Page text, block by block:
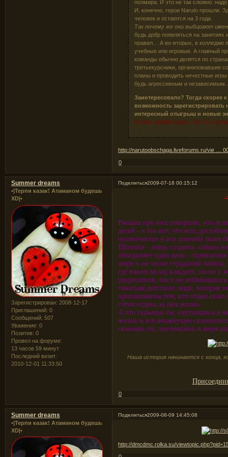
полмира. И это не так сложно:
И, конечно, герои Naruto прошли.
человек и остаются на 3 года.
Так почему же они выбирают
будь добр появляться на
правил… А во-вторых, в колледже
учебные или игровые. А главный
команды обычно делятся по
третьекурсники, организовавшие
планы и проводить нечестные
будь агрессивным и
Заинтересовало? Тогда скорее
возможность зарегистрировать
интересный отыгрыш и новые
Кстати, рейтинг игры - NC-17,
http://narutoobschaga.liveforums.ru/vie …
0
Поделиться2009-07-18 00:15:12
Summer dreams
•|Терпи казак! Атаманом будешь
XD|•
Зарегистрирован: 2008-12-17
Приглашений: 0
Сообщений: 507
Уважение: 0
Позитив: 0
Провел на форуме:
13 часов 59 минут
Последний визит:
2010-12-01 11:33:50
-
Раньше про них говорили, что
детей - а это всё, что есть
человечество и все шиноби
Шиноби - лишь солдаты, собаки
объединяет одна цель -
мире и не знало страданий
где важен вклад каждого, но не у
разрушения, так и не
тяжелым детством люди, которые
противовесом тем, кто отдал
готов отдать за них жизнь.
А что скажешь ты, очутившись в
жизнь и все вездесущее склонило
скажешь ты, очутившись в мире
Наша история начинается с конца,
0
Поделиться2009-08-09 14:45:08
Summer dreams
•|Терпи казак! Атаманом будешь
XD|•
http://dmcdmc.rolka.su/